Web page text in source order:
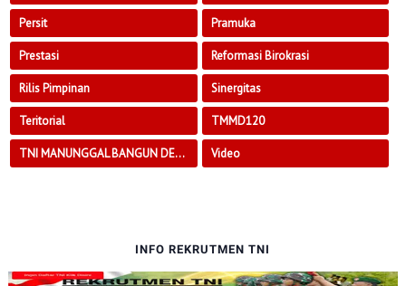
Persit Pramuka
Prestasi Reformasi Birokrasi
Rilis Pimpinan Sinergitas
Teritorial TMMD120
TNI MANUNGGAL BANGUN DESA Video
INFO REKRUTMEN TNI